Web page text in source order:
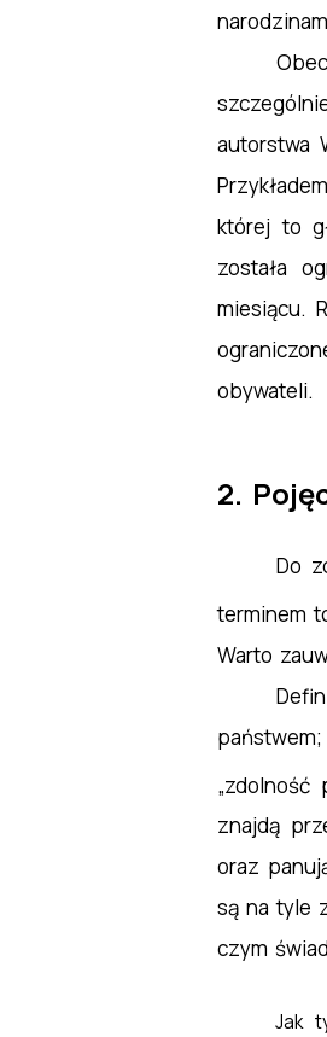
autorstwa
której to
została
miesiącu.
obywateli.
2.
Do
terminem
Warto
„zdolność
znajdą
oraz
są na tyle
czym
Jak